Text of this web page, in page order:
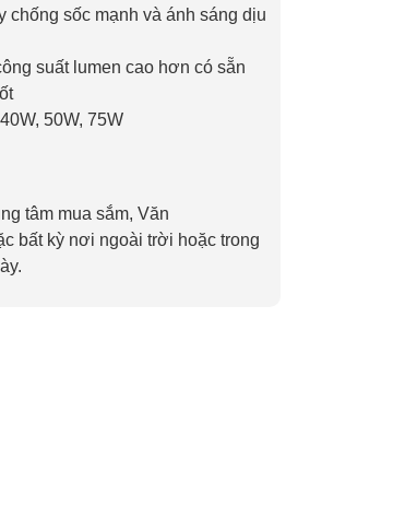
chống sốc mạnh và ánh sáng dịu
suất lumen cao hơn có sẵn
50W, 75W
tâm mua sắm, Văn
bất kỳ nơi ngoài trời hoặc trong